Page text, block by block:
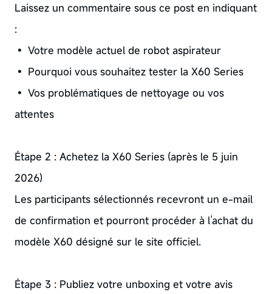
Laissez un commentaire sous ce post en indiquant
:
• Votre modèle actuel de robot aspirateur
• Pourquoi vous souhaitez tester la X60 Series
• Vos problématiques de nettoyage ou vos
attentes
Étape 2 : Achetez la X60 Series (après le 5 juin
2026)
Les participants sélectionnés recevront un e-mail
de confirmation et pourront procéder à l’achat du
modèle X60 désigné sur le site officiel.
Étape 3 : Publiez votre unboxing et votre avis